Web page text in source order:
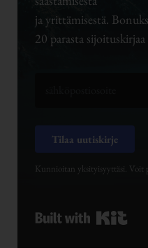
ja yrittämisestä.
20 parasta
Tilaa uutiskirje
Kunnioitan yksityisyyttäsi. Voit